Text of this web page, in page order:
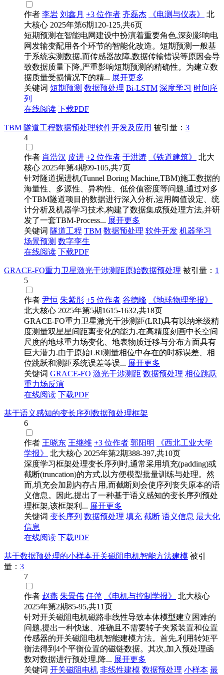
作者 李岩 刘鑫月 +3 位作者 齐磊杰 《电测与仪表》
北
大核心 2025年第6期120-125,共6页
短期预测在智能电网建设中扮演着重要角色,深刻影响电
网发输变配用各个环节的智能化改造。短期预测一般基
于系统实测数据,而传感器故障,数据传输错误等原因会导
致数据质量下降,严重影响短期预测的精确性。为建立数
据质量受损情况下的精... 展开更多
关键词 短期预测 数据预处理 Bi-LSTM 深度学习 时间序
列
在线阅读 下载PDF
TBM 隧道工程数据预处理软件开发及应用 被引量： 3
4
作者 肖浩汉 皮进 +2 位作者 于洪涛 《铁道建筑》
北大
核心 2025年第4期99-105,共7页
针对隧道掘进机(Tunnel Boring Machine,TBM)施工数据的
海量性、多源性、异构性、低价值密度等问题,通过对多
个TBM隧道项目的数据进行深入分析,运用阈值设定、统
计分析及机器学习技术,构建了数据集成预处理方法,并研
发了一套TBM‑Process... 展开更多
关键词 隧道工程 TBM 数据预处理 软件开发 机器学习
场景预测 数字孪生
在线阅读 下载PDF
GRACE-FO重力卫星激光干涉测距原始数据预处理 被引量： 1
5
作者 尹恒 朱紫彤 +5 位作者 谷德峰
《地球物理学报》
北大核心 2025年第5期1615-1632,共18页
GRACE-FO重力卫星激光干涉测距(LRI)具有以纳米级精
度测量双星星间距离变化的能力,在高精度刻画中长空间
尺度的地球重力场变化、地表物质迁移与分布方面具有
巨大潜力.由于原始LRI测量相位中存在的时标误差、相
位跳跃和测距系统误差等误... 展开更多
关键词 GRACE-FO 激光干涉测距 数据预处理 相位跳跃
重力场反演
在线阅读 下载PDF
基于语义感知的变长序列数据预处理框架
6
作者 王晓东 王继维 +3 位作者 郭阳明
《西北工业大学
学报》
北大核心 2025年第2期388-397,共10页
深度学习框架处理变长序列时,通常采用填充(padding)或
截断(truncation)的方式,以方便模型批量训练与处理。然
而,填充会加剧内存占用,而截断则会使序列丧失原本的语
义信息。因此,提出了一种基于语义感知的变长序列预处
理框架,该框架利... 展开更多
关键词 变长序列 数据预处理 填充 截断 语义信息 最大化
信息
在线阅读 下载PDF
基于数据预处理的小样本开关磁阻电机智能方法建模 被引
量： 3
7
作者 赵燕 朱景伟 任萍 《电机与控制学报》
北大核心
2025年第2期85-95,共11页
针对开关磁阻电机磁路非线性导致本体模型建立困难的
问题,提出一种快速、准确且不需要转子夹紧装置和位置
传感器的开关磁阻电机智能建模方法。首先,利用转矩平
衡法得到4个平衡位置的磁链数据。其次,加入预处理函
数对数据进行预处理,降... 展开更多
关键词 开关磁阻电机 非线性建模 数据预处理 小样本 最